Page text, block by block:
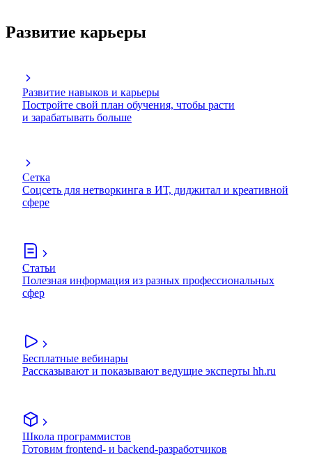
Развитие карьеры
Развитие навыков и карьеры
Постройте свой план обучения, чтобы расти
и зарабатывать больше
Сетка
Соцсеть для нетворкинга в ИТ, диджитал и креативной
сфере
Статьи
Полезная информация из разных профессиональных
сфер
Бесплатные вебинары
Рассказывают и показывают ведущие эксперты hh.ru
Школа программистов
Готовим frontend- и backend-разработчиков